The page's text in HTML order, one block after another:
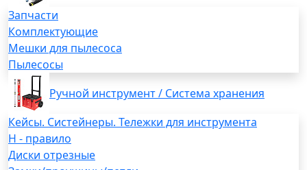
Запчасти
Комплектующие
Мешки для пылесоса
Пылесосы
Ручной инструмент / Система хранения
Кейсы. Систейнеры. Тележки для инструмента
H - правило
Диски отрезные